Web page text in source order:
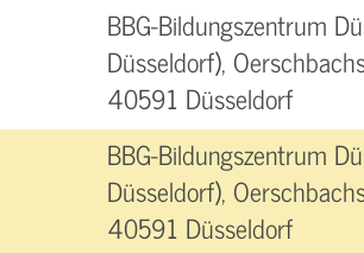
BBG-Bildungszentrum
Düsseldorf),
40591 Düsseldorf
BBG-Bildungszentrum
Düsseldorf),
40591 Düsseldorf